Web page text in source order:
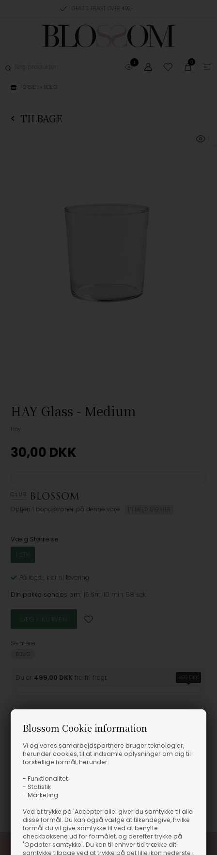
Blossom Cookie information
Vi og vores samarbejdspartnere bruger teknologier,
herunder cookies, til at indsamle oplysninger om dig til
forskellige formål, herunder:
- Funktionalitet
- Statistik
- Marketing
Ved at trykke på 'Accepter alle' giver du samtykke til alle
disse formål. Du kan også vælge at tilkendegive, hvilke
formål du vil give samtykke til ved at benytte
checkboksene ud for formålet, og derefter trykke på
'Opdater samtykke'. Du kan til enhver tid trække dit
samtykke tilbage ved at trykke på det lille ikon nederste i
GRATIS FRAGT OVER 499,-
1 0
FORSIDE » BOLIG
TILBAGE
HAY Glass - Medium
Hay
30,00 DKK
Optjen 1 bonuskroner på denne vare TILMELD DIG HER
Vælg Størrelse
1 STK
På lager, klar til levering
Din pakke sendes om: 15 tim. 10 min. 58 sek.
Se mere
BOLIG
Du er 499,00 DKK fra fri fragt 499 DKK
Produktinformation
HAY Glass - Medium 8,5 x 9 cm
HAY Glass - Medium
8,5 x 9 cm
1